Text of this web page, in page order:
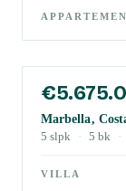
Marbella,
5 slpk · 5 bk ·
VILLA